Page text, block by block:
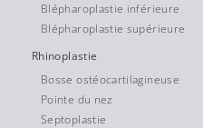
Blépharoplastie inférieure
Blépharoplastie supérieure
Rhinoplastie
Bosse ostéocartilagineuse
Pointe du nez
Septoplastie